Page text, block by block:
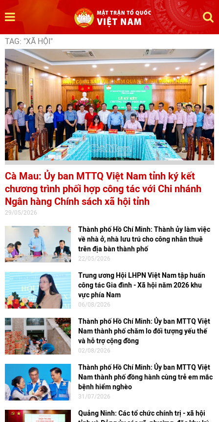
TAG: "XÃ HỘI"
Cà Mau: Ủy ban MTTQ Việt Nam tỉnh ký kết
chương trình phối hợp công tác với Chi nhánh
Ngân hàng Chính sách xã hội tỉnh
29/05/2026
Thành phố Hồ Chí Minh: Thành ủy làm việc
về nhà ở, nhà lưu trú cho công nhân thuê
trên địa bàn thành phố
22/05/2026
Trung ương Hội LHPN Việt Nam tập huấn
công tác Gia đình - Xã hội năm 2026 khu
vực phía Nam
06/08/2026
Thành phố Hồ Chí Minh: Ủy ban MTTQ Việt
Nam thành phố chăm lo đối tượng yếu thế
và hỗ trợ cộng đồng
02/08/2026
Thành phố Hồ Chí Minh: Ủy ban MTTQ Việt
Nam thành phố đồng hành cùng trẻ em mắc
bệnh hiểm nghèo
31/07/2026
Quảng Ninh: Các tổ chức chính trị - xã hội